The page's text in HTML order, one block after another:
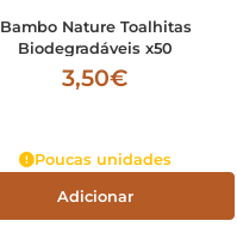
Bambo Nature Toalhitas
Biodegradáveis x50
3,50€
Poucas unidades
Adicionar